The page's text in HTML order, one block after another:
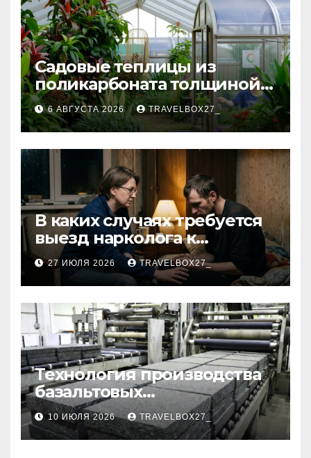
Садовые теплицы из
поликарбоната толщиной 4
и 6 мм
6 АВГУСТА 2026 TRAVELBOX27_
В каких случаях требуется
выезд нарколога к
пациенту
27 ИЮЛЯ 2026 TRAVELBOX27_
Технология производства
базальтовых
теплоизоляционных плит
по ГОСТ
10 ИЮЛЯ 2026 TRAVELBOX27_